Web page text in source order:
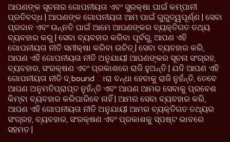
ଆପଣଙ୍କ ସୂଚନାର ଗୋପନୀୟତା ଏବଂ ସୁରକ୍ଷା ପାଇଁ କମ୍ପାନୀ
ପ୍ରତିବଦ୍ଧ | ଆପଣଙ୍କ ଗୋପନୀୟତା ଆମ ପାଇଁ ଗୁରୁତ୍ୱପୂର୍ଣ୍ଣ | ସେବା
ପ୍ରଦାନ ଏବଂ ଉନ୍ନତି ପାଇଁ ଆମେ ଆପଣଙ୍କର ବ୍ୟକ୍ତିଗତ ତଥ୍ୟ
ବ୍ୟବହାର କରୁ | ସେବା ବ୍ୟବହାର କରିବା ପୂର୍ବରୁ, ଆପଣ ଏହି
ଗୋପନୀୟତା ନୀତି ସମୀକ୍ଷା କରିବା ଉଚିତ୍ | ସେବା ବ୍ୟବହାର କରି,
ଆପଣ ଏହି ଗୋପନୀୟତା ନୀତି ଅନୁଯାୟୀ ଆପଣଙ୍କର ସୂଚନା ସଂଗ୍ରହ,
ବ୍ୟବହାର, ସଂରକ୍ଷଣ ଏବଂ ପ୍ରକାଶରେ ରାଜି ହୁଅନ୍ତି | ଯଦି ଆପଣ ଏହି
ଗୋପନୀୟତା ନୀତି ଦ୍ bound ାରା ବନ୍ଧା ହେବାକୁ ରାଜି ନୁହଁନ୍ତି, ତେବେ
ଆପଣ ଅନୁମତିପ୍ରାପ୍ତ ନୁହଁନ୍ତି ଏବଂ ଆପଣ ଆମର ସେବାକୁ ପ୍ରବେଶ
କିମ୍ବା ବ୍ୟବହାର କରିପାରିବେ ନାହିଁ | ଆମର ସେବା ବ୍ୟବହାର କରି,
ଆପଣ ଏହି ଗୋପନୀୟତା ନୀତି ଅନୁଯାୟୀ ଆମର ବ୍ୟକ୍ତିଗତ ତଥ୍ୟର
ସଂଗ୍ରହ, ବ୍ୟବହାର, ସଂରକ୍ଷଣ ଏବଂ ପ୍ରକାଶକୁ ସ୍ପଷ୍ଟ ଭାବରେ
ସହମତ |